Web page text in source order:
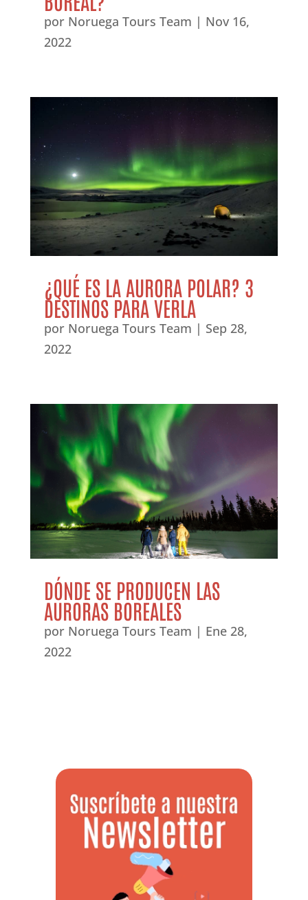
por Noruega Tours Team | Nov 16,
2022
¿QUÉ ES LA AURORA POLAR? 3
DESTINOS PARA VERLA
por Noruega Tours Team | Sep 28,
2022
DÓNDE SE PRODUCEN LAS
AURORAS BOREALES
por Noruega Tours Team | Ene 28,
2022